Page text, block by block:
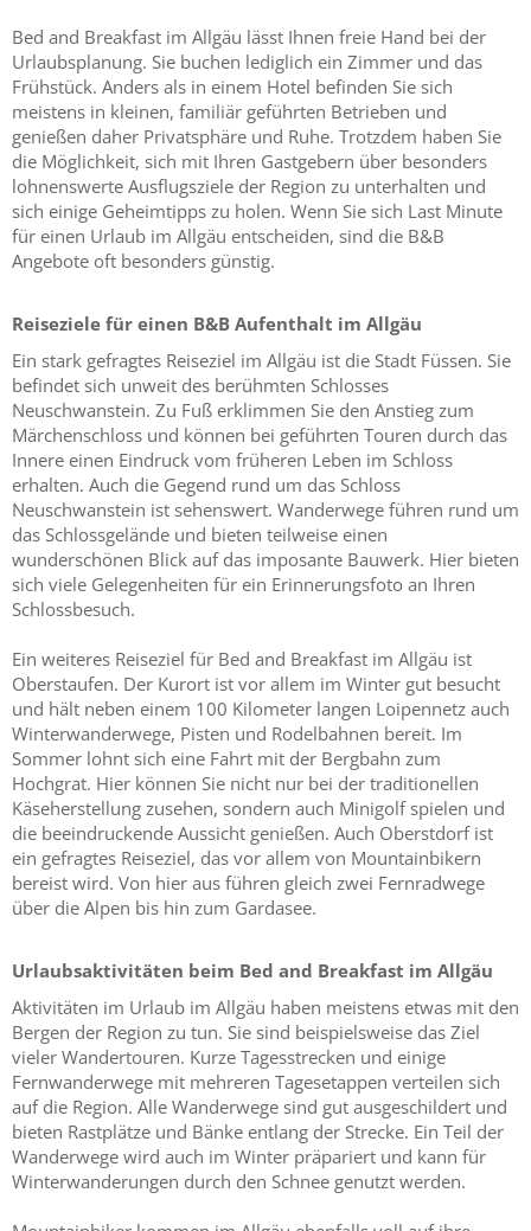
Bed and Breakfast im Allgäu lässt Ihnen freie Hand bei der
Urlaubsplanung. Sie buchen lediglich ein Zimmer und das
Frühstück. Anders als in einem Hotel befinden Sie sich
meistens in kleinen, familiär geführten Betrieben und
genießen daher Privatsphäre und Ruhe. Trotzdem haben Sie
die Möglichkeit, sich mit Ihren Gastgebern über besonders
lohnenswerte Ausflugsziele der Region zu unterhalten und
sich einige Geheimtipps zu holen. Wenn Sie sich Last Minute
für einen Urlaub im Allgäu entscheiden, sind die B&B
Angebote oft besonders günstig.
Reiseziele für einen B&B Aufenthalt im Allgäu
Ein stark gefragtes Reiseziel im Allgäu ist die Stadt Füssen. Sie
befindet sich unweit des berühmten Schlosses
Neuschwanstein. Zu Fuß erklimmen Sie den Anstieg zum
Märchenschloss und können bei geführten Touren durch das
Innere einen Eindruck vom früheren Leben im Schloss
erhalten. Auch die Gegend rund um das Schloss
Neuschwanstein ist sehenswert. Wanderwege führen rund um
das Schlossgelände und bieten teilweise einen
wunderschönen Blick auf das imposante Bauwerk. Hier bieten
sich viele Gelegenheiten für ein Erinnerungsfoto an Ihren
Schlossbesuch.
Ein weiteres Reiseziel für Bed and Breakfast im Allgäu ist
Oberstaufen. Der Kurort ist vor allem im Winter gut besucht
und hält neben einem 100 Kilometer langen Loipennetz auch
Winterwanderwege, Pisten und Rodelbahnen bereit. Im
Sommer lohnt sich eine Fahrt mit der Bergbahn zum
Hochgrat. Hier können Sie nicht nur bei der traditionellen
Käseherstellung zusehen, sondern auch Minigolf spielen und
die beeindruckende Aussicht genießen. Auch Oberstdorf ist
ein gefragtes Reiseziel, das vor allem von Mountainbikern
bereist wird. Von hier aus führen gleich zwei Fernradwege
über die Alpen bis hin zum Gardasee.
Urlaubsaktivitäten beim Bed and Breakfast im Allgäu
Aktivitäten im Urlaub im Allgäu haben meistens etwas mit den
Bergen der Region zu tun. Sie sind beispielsweise das Ziel
vieler Wandertouren. Kurze Tagesstrecken und einige
Fernwanderwege mit mehreren Tagesetappen verteilen sich
auf die Region. Alle Wanderwege sind gut ausgeschildert und
bieten Rastplätze und Bänke entlang der Strecke. Ein Teil der
Wanderwege wird auch im Winter präpariert und kann für
Winterwanderungen durch den Schnee genutzt werden.